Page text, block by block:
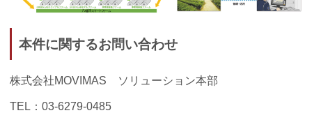
本件に関するお問い合わせ
株式会社MOVIMAS ソリューション本部
TEL：03-6279-0485